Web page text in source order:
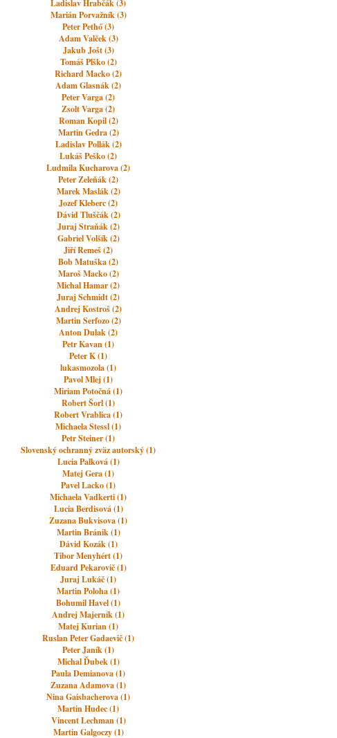
Ladislav Hrabčák (3)
Marián Porvažník (3)
Peter Pethő (3)
Adam Valček (3)
Jakub Jošt (3)
Tomáš Plško (2)
Richard Macko (2)
Adam Glasnák (2)
Peter Varga (2)
Zsolt Varga (2)
Roman Kopil (2)
Martin Gedra (2)
Ladislav Pollák (2)
Lukáš Peško (2)
Ludmila Kucharova (2)
Peter Zeleňák (2)
Marek Maslák (2)
Jozef Kleberc (2)
Dávid Tluščák (2)
Juraj Straňák (2)
Gabriel Volšík (2)
Jiří Remeš (2)
Bob Matuška (2)
Maroš Macko (2)
Michal Hamar (2)
Juraj Schmidt (2)
Andrej Kostroš (2)
Martin Serfozo (2)
Anton Dulak (2)
Petr Kavan (1)
Peter K (1)
lukasmozola (1)
Pavol Mlej (1)
Miriam Potočná (1)
Robert Šorl (1)
Robert Vrablica (1)
Michaela Stessl (1)
Petr Steiner (1)
Slovenský ochranný zväz autorský (1)
Lucia Palková (1)
Matej Gera (1)
Pavel Lacko (1)
Michaela Vadkerti (1)
Lucia Berdisová (1)
Zuzana Bukvisova (1)
Martin Bránik (1)
Dávid Kozák (1)
Tibor Menyhért (1)
Eduard Pekarovič (1)
Juraj Lukáč (1)
Martin Poloha (1)
Bohumil Havel (1)
Andrej Majerník (1)
Matej Kurian (1)
Ruslan Peter Gadaevič (1)
Peter Janík (1)
Michal Ďubek (1)
Paula Demianova (1)
Zuzana Adamova (1)
Nina Gaisbacherova (1)
Martin Hudec (1)
Vincent Lechman (1)
Martin Galgoczy (1)